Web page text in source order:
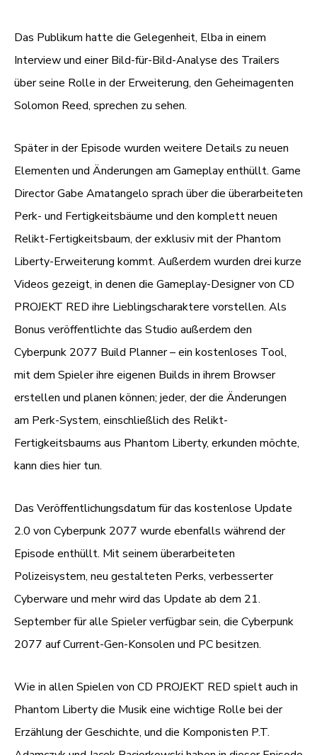
Das Publikum hatte die Gelegenheit, Elba in einem
Interview und einer Bild-für-Bild-Analyse des Trailers
über seine Rolle in der Erweiterung, den Geheimagenten
Solomon Reed, sprechen zu sehen.
Später in der Episode wurden weitere Details zu neuen
Elementen und Änderungen am Gameplay enthüllt. Game
Director Gabe Amatangelo sprach über die überarbeiteten
Perk- und Fertigkeitsbäume und den komplett neuen
Relikt-Fertigkeitsbaum, der exklusiv mit der Phantom
Liberty-Erweiterung kommt. Außerdem wurden drei kurze
Videos gezeigt, in denen die Gameplay-Designer von CD
PROJEKT RED ihre Lieblingscharaktere vorstellen. Als
Bonus veröffentlichte das Studio außerdem den
Cyberpunk 2077 Build Planner – ein kostenloses Tool,
mit dem Spieler ihre eigenen Builds in ihrem Browser
erstellen und planen können; jeder, der die Änderungen
am Perk-System, einschließlich des Relikt-
Fertigkeitsbaums aus Phantom Liberty, erkunden möchte,
kann dies hier tun.
Das Veröffentlichungsdatum für das kostenlose Update
2.0 von Cyberpunk 2077 wurde ebenfalls während der
Episode enthüllt. Mit seinem überarbeiteten
Polizeisystem, neu gestalteten Perks, verbesserter
Cyberware und mehr wird das Update ab dem 21.
September für alle Spieler verfügbar sein, die Cyberpunk
2077 auf Current-Gen-Konsolen und PC besitzen.
Wie in allen Spielen von CD PROJEKT RED spielt auch in
Phantom Liberty die Musik eine wichtige Rolle bei der
Erzählung der Geschichte, und die Komponisten P.T.